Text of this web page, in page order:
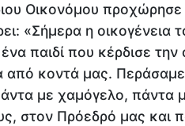
Οικονόμου προχώρησε
«Σήμερα η οικογένεια
παιδί που κέρδισε την
κοντά μας. Περάσαμε
με χαμόγελο, πάντα
στον Πρόεδρό μας και